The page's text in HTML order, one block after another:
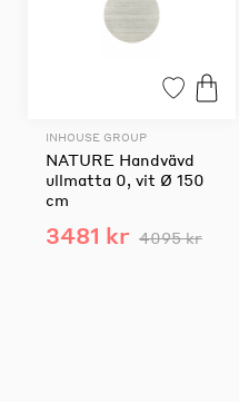
INHOUSE GROUP
NATURE Handvävd
ullmatta 0, vit Ø 150
cm
3481 kr 4095 kr